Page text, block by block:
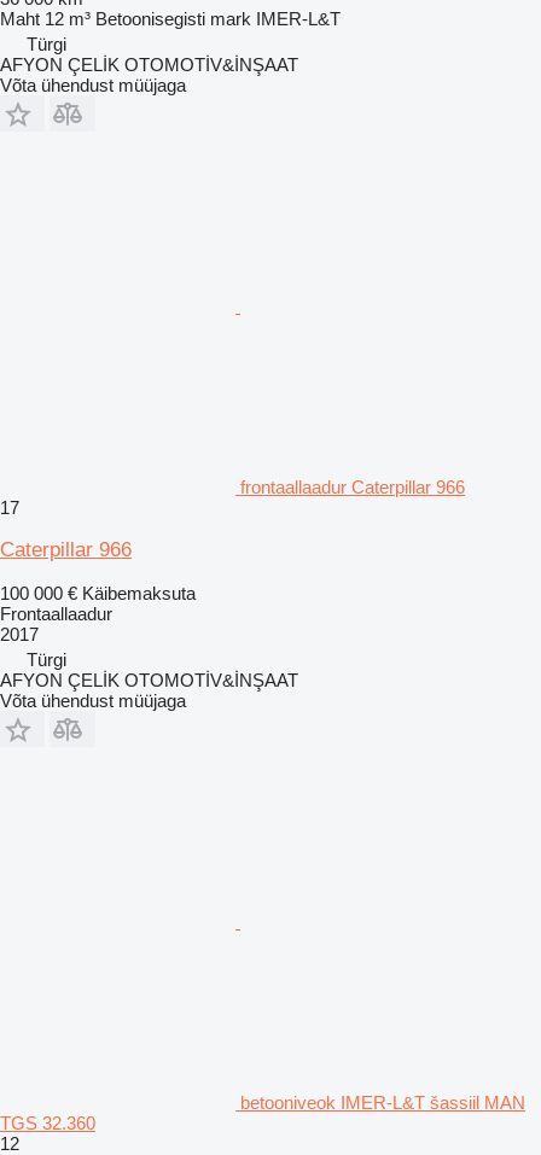
Maht 12 m³ Betoonisegisti mark IMER-L&T
Türgi
AFYON ÇELİK OTOMOTİV&İNŞAAT
Võta ühendust müüjaga
frontaallaadur Caterpillar 966
17
Caterpillar 966
100 000 € Käibemaksuta
Frontaallaadur
2017
Türgi
AFYON ÇELİK OTOMOTİV&İNŞAAT
Võta ühendust müüjaga
betooniveok IMER-L&T šassiil MAN
TGS 32.360
12